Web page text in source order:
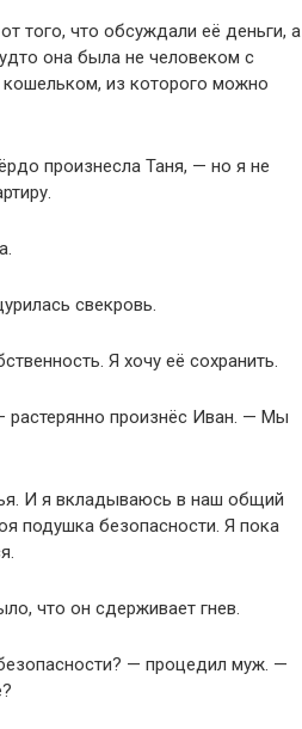
того, что обсуждали её деньги, а
она была не человеком с
из которого можно
произнесла Таня, — но я не
свекровь.
Я хочу её сохранить.
произнёс Иван. — Мы
И я вкладываюсь в наш общий
подушка безопасности. Я пока
что он сдерживает гнев.
— процедил муж. —